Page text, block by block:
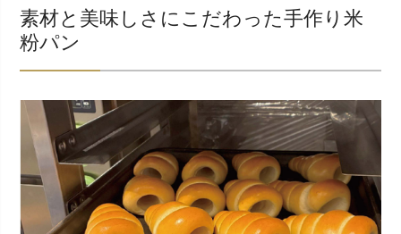
素材と美味しさにこだわった手作り米
粉パン